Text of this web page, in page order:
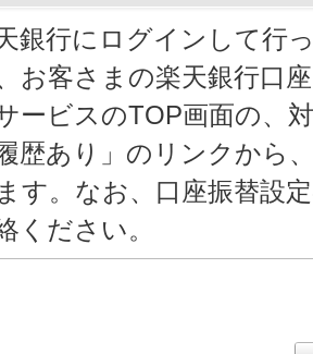
銀行にログインして行
お客さまの楽天銀行口
ービスのTOP画面の、
履歴あり」のリンクから
す。なお、口座振替設
ください。